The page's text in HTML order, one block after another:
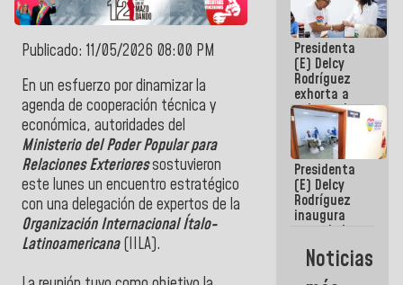
Publicado: 11/05/2026 08:00 PM
En un esfuerzo por dinamizar la
agenda de cooperación técnica y
económica, autoridades del
Ministerio del Poder Popular para
Relaciones Exterioressostuvieron
este lunes un encuentro estratégico
con una delegación de expertos de la
Organización Internacional Ítalo-
Latinoamericana(IILA).
Viceministerio
de Energía
Eléctrica y
CORPOELEC
Presidenta
(E) Delcy
Rodríguez
exhorta a
gobernadores
y alcaldes a
edificar
casas para
abuelos
Presidenta
(E) Delcy
Rodríguez
inaugura
casa de los
Abuelos
Primavera
en Caracas
Noticias